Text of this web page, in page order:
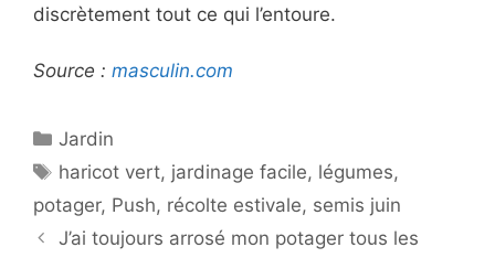
discrètement tout ce qui l’entoure.
Source : masculin.com
Catégories
Jardin
Étiquettes
haricot vert, jardinage facile, légumes,
potager, Push, récolte estivale, semis juin
J’ai toujours arrosé mon potager tous les